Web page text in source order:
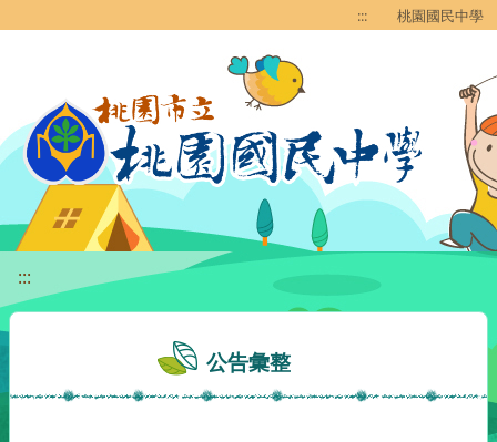
::: 桃園國民中學
:::
公告彙整